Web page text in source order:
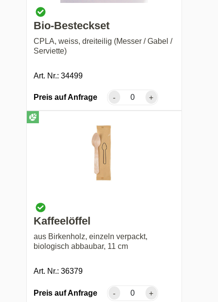
Bio-Besteckset
CPLA, weiss, dreiteilig (Messer / Gabel /
Serviette)
Art. Nr.: 34499
Preis auf Anfrage - +
Kaffeelöffel
aus Birkenholz, einzeln verpackt,
biologisch abbaubar, 11 cm
Art. Nr.: 36379
Preis auf Anfrage - +